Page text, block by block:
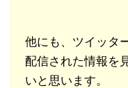
他にも、ツイッタ
配信された情報を
いと思います。